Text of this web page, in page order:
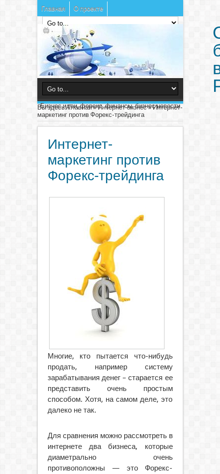
Главная О проекте
Бизнес идеи, форекс, финансы, бизнес новости
Вы здесь:Главная»Интернет бизнес»Интернет-
маркетинг против Форекс-трейдинга
Интернет-
маркетинг против
Форекс-трейдинга
Многие, кто пытается что-нибудь
продать, например систему
зарабатывания денег – старается ее
представить очень простым
способом. Хотя, на самом деле, это
далеко не так.
Для сравнения можно рассмотреть в
интернете два бизнеса, которые
диаметрально очень
противоположны — это Форекс-